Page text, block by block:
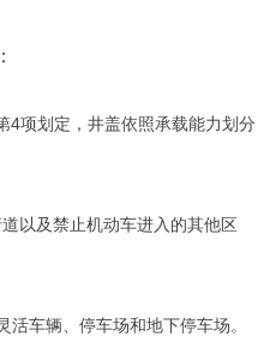
4项划定，井盖依照承载能力划分
以及禁止机动车进入的其他区
车辆、停车场和地下停车场。